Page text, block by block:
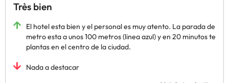
Très bien
El hotel esta bien y el personal es muy atento. La parada de
metro esta a unos 100 metros (linea azul) y en 20 minutos te
plantas en el centro de la ciudad.
Nada a destacar